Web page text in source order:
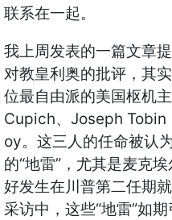
联系在一起。
我上周发表的一篇文章
对教皇利奥的批评，其
位最自由派的美国枢机
Cupich、 Joseph Tobin
oy。这三人的任命被认
的“地雷”，尤其是麦克
好发生在川普第二任期
采访中，这些“地雷”如期